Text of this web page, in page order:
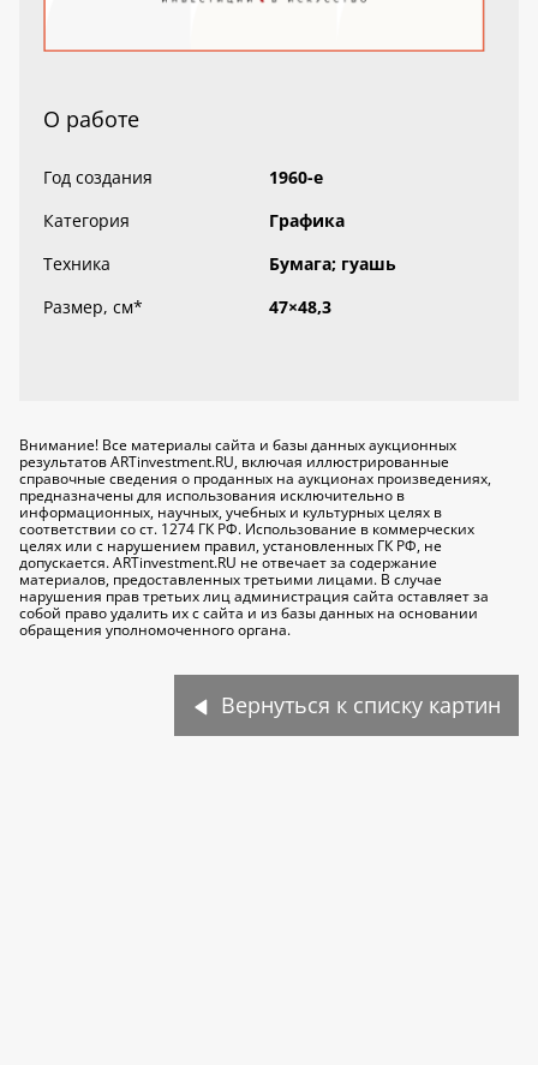
О работе
Год создания
1960-е
Категория
Графика
Техника
Бумага; гуашь
Размер, см* 47×48,3
Внимание! Все материалы сайта и базы данных аукционных
результатов ARTinvestment.RU, включая иллюстрированные
справочные сведения о проданных на аукционах произведениях,
предназначены для использования исключительно в
информационных, научных, учебных и культурных целях в
соответствии со ст. 1274 ГК РФ. Использование в коммерческих
целях или с нарушением правил, установленных ГК РФ, не
допускается. ARTinvestment.RU не отвечает за содержание
материалов, предоставленных третьими лицами. В случае
нарушения прав третьих лиц администрация сайта оставляет за
собой право удалить их с сайта и из базы данных на основании
обращения уполномоченного органа.
Вернуться к списку картин